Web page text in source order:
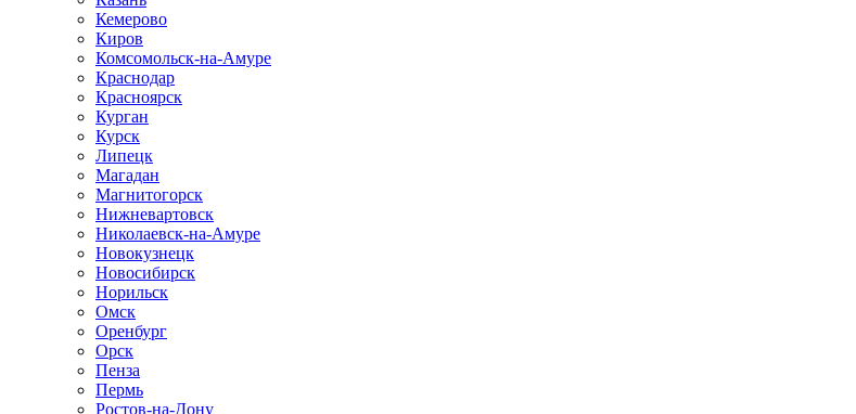
Кемерово
Киров
Комсомольск-на-Амуре
Краснодар
Красноярск
Курган
Курск
Липецк
Магадан
Магнитогорск
Нижневартовск
Николаевск-на-Амуре
Новокузнецк
Новосибирск
Норильск
Омск
Оренбург
Орск
Пенза
Пермь
Ростов-на-Дону